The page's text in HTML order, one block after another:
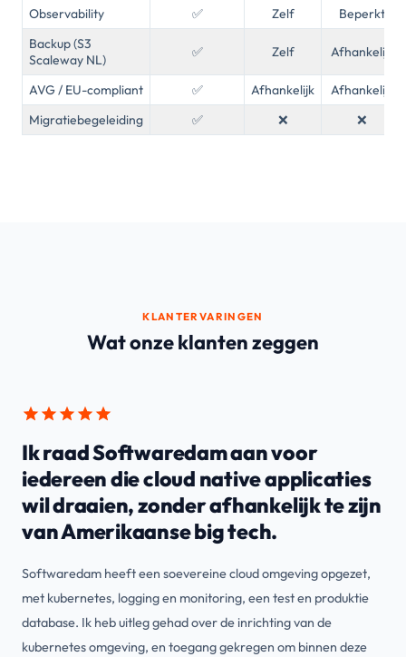
Observability ✅ Zelf
Beperkt
Backup (S3
Scaleway NL)
✅ Zelf Afhankelijk
AVG / EU-compliant ✅ Afhankelijk
Afhankelijk
Migratiebegeleiding
✅ ❌ ❌
KLANTERVARINGEN
Wat onze klanten zeggen
Ik raad Softwaredam aan voor
iedereen die cloud native applicaties
wil draaien, zonder afhankelijk te zijn
van Amerikaanse big tech.
Softwaredam heeft een soevereine cloud omgeving opgezet,
met kubernetes, logging en monitoring, een test en produktie
database. Ik heb uitleg gehad over de inrichting van de
kubernetes omgeving, en toegang gekregen om binnen deze